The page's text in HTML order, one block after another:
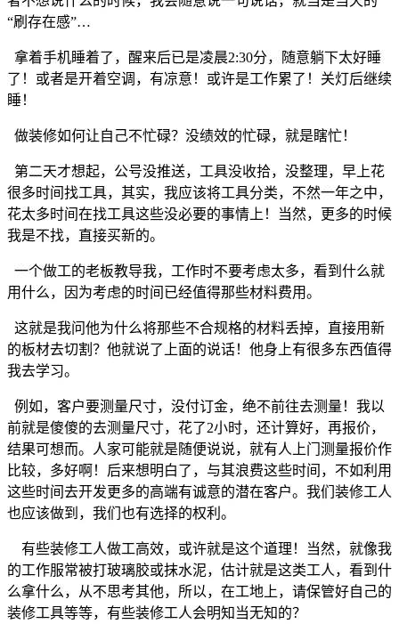
“刷存在感”…
拿着手机睡着了，醒来后已是凌晨2:30分，随意躺下太好睡
了！或者是开着空调，有凉意！或许是工作累了！关灯后继续
睡！
做装修如何让自己不忙碌？没绩效的忙碌，就是瞎忙！
第二天才想起，公号没推送，工具没收拾，没整理，早上花
很多时间找工具，其实，我应该将工具分类，不然一年之中，
花太多时间在找工具这些没必要的事情上！当然，更多的时候
我是不找，直接买新的。
一个做工的老板教导我，工作时不要考虑太多，看到什么就
用什么，因为考虑的时间已经值得那些材料费用。
这就是我问他为什么将那些不合规格的材料丢掉，直接用新
的板材去切割？他就说了上面的说话！他身上有很多东西值得
我去学习。
例如，客户要测量尺寸， 没付订金，绝不前往去测量！我以
前就是傻傻的去测量尺寸，花了2小时，还计算好，再报价，
结果可想而。人家可能就是随便说说，就有人上门测量报价作
比较，多好啊！后来想明白了，与其浪费这些时间，不如利用
这些时间去开发更多的高端有诚意的潜在客户。我们装修工人
也应该做到，我们也有选择的权利。
有些装修工人做工高效，或许就是这个道理！当然，就像我
的工作服常被打玻璃胶或抹水泥，估计就是这类工人，看到什
么拿什么，从不思考其他，所以，在工地上，请保管好自己的
装修工具等等，有些装修工人会明知当无知的？